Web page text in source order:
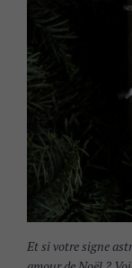
Et si votre signe